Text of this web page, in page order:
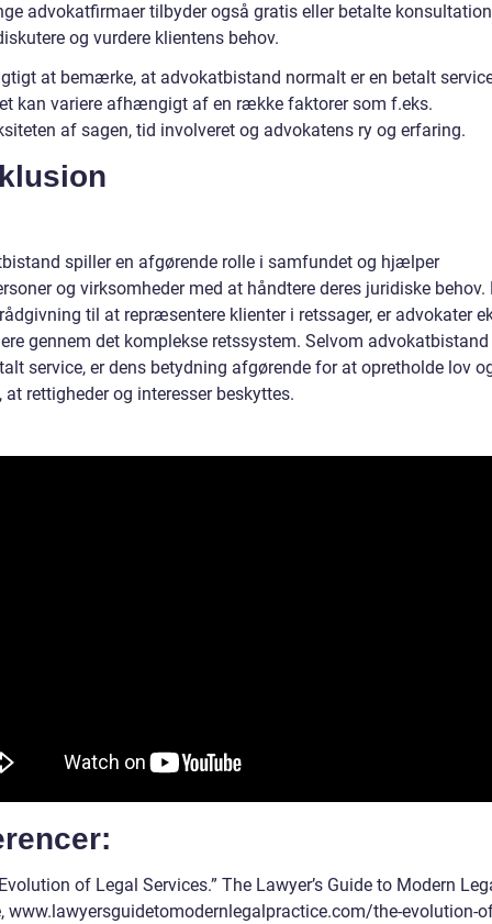
advokatfirmaer tilbyder også gratis eller betalte
og vurdere klientens behov.
at bemærke, at advokatbistand normalt er en betalt
kan variere afhængigt af en række faktorer som f.eks.
af sagen, tid involveret og advokatens ry og erfaring.
spiller en afgørende rolle i samfundet og hjælper
og virksomheder med at håndtere deres juridiske behov.
til at repræsentere klienter i retssager, er advokater
gennem det komplekse retssystem. Selvom
service, er dens betydning afgørende for at opretholde lov
at rettigheder og interesser beskyttes.
of Legal Services.” The Lawyer’s Guide to Modern
www.lawyersguidetomodernlegalpractice.com/the-evolution-